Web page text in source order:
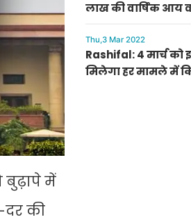
बुढ़ापे में
दर की
लाख की वार्षिक आय
मिलेगी बुढ़ापा पेंशन,
ऐलान
Thu,3 Mar 2022
Rashifal: 4 मार्च को
मिलेगा हर मामले में